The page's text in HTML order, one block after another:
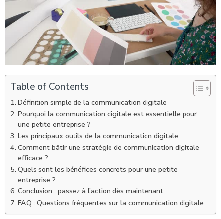
Table of Contents
Définition simple de la communication digitale
Pourquoi la communication digitale est essentielle pour
une petite entreprise ?
Les principaux outils de la communication digitale
Comment bâtir une stratégie de communication digitale
efficace ?
Quels sont les bénéfices concrets pour une petite
entreprise ?
Conclusion : passez à l’action dès maintenant
FAQ : Questions fréquentes sur la communication digitale